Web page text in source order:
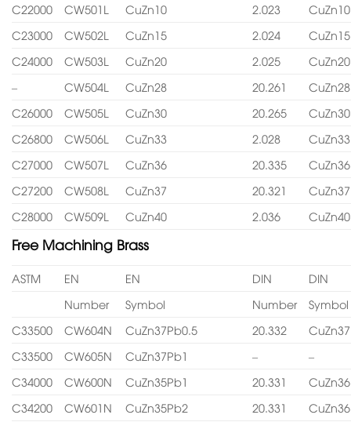
C22000
CW501L CuZn10 2.023
CuZn10
C23000
CW502L CuZn15 2.024
CuZn15
C24000
CW503L CuZn20 2.025
CuZn20
–
CW504L CuZn28 20.261
CuZn28
C26000
CW505L CuZn30 20.265
CuZn30
C26800
CW506L CuZn33 2.028
CuZn33
C27000
CW507L CuZn36 20.335
CuZn36
C27200
CW508L CuZn37 20.321
CuZn37
C28000
CW509L CuZn40 2.036 CuZn40
Free Machining Brass
ASTM EN EN DIN
DIN
Number
Symbol Number
Symbol
C33500
CW604N CuZn37Pb0.5 20.332
C33500
CW605N CuZn37Pb1 –
–
C34000
CW600N CuZn35Pb1 20.331
C34200
CW601N CuZn35Pb2 20.331